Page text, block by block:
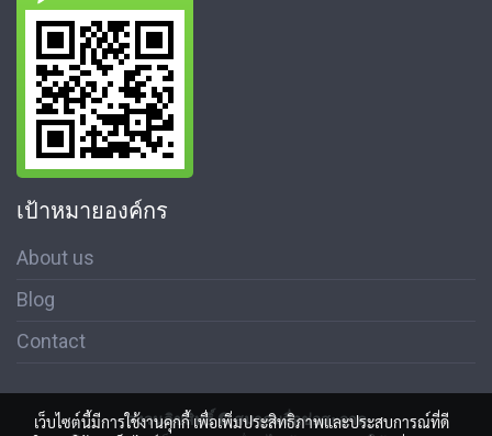
เป้าหมายองค์กร
About us
Blog
Contact
สงวนลิขสิทธิ์ © สมาคมสื่อช่อสะอาด
เว็บไซต์นี้มีการใช้งานคุกกี้ เพื่อเพิ่มประสิทธิภาพและประสบการณ์ที่ดี